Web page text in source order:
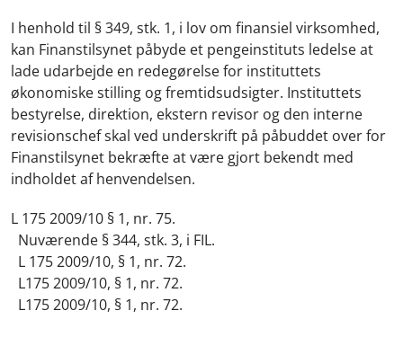
I henhold til § 349, stk. 1, i lov om finansiel virksomhed,
kan Finanstilsynet påbyde et pengeinstituts ledelse at
lade udarbejde en redegørelse for instituttets
økonomiske stilling og fremtidsudsigter. Instituttets
bestyrelse, direktion, ekstern revisor og den interne
revisionschef skal ved underskrift på påbuddet over for
Finanstilsynet bekræfte at være gjort bekendt med
indholdet af henvendelsen.
L 175 2009/10 § 1, nr. 75.
Nuværende § 344, stk. 3, i FIL.
L 175 2009/10, § 1, nr. 72.
L175 2009/10, § 1, nr. 72.
L175 2009/10, § 1, nr. 72.